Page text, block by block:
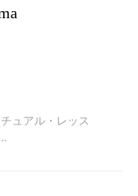
ュアル・レッス